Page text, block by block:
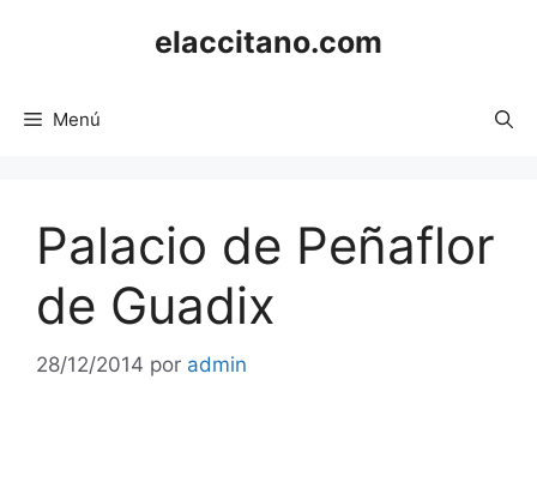
elaccitano.com
Menú
Palacio de Peñaflor
de Guadix
28/12/2014 por admin